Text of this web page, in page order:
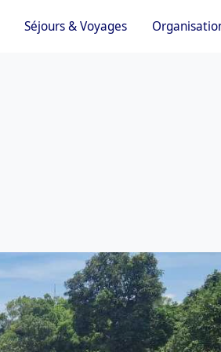
Séjours & Voyages